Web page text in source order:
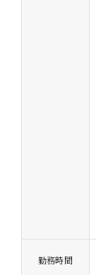
勤務時間